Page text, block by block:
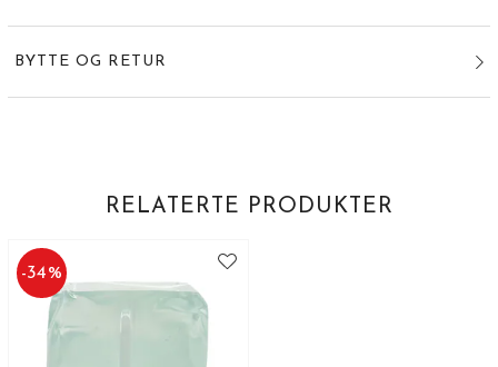
BYTTE OG RETUR
RELATERTE PRODUKTER
-34%